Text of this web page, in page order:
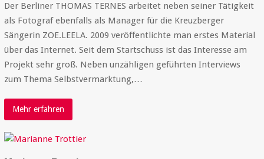
Der Berliner THOMAS TERNES arbeitet neben seiner Tätigkeit
als Fotograf ebenfalls als Manager für die Kreuzberger
Sängerin ZOE.LEELA. 2009 veröffentlichte man erstes Material
über das Internet. Seit dem Startschuss ist das Interesse am
Projekt sehr groß. Neben unzähligen geführten Interviews
zum Thema Selbstvermarktung,…
Mehr erfahren